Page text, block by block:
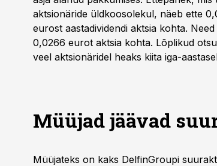
aktsionäride üldkoosolekul, näeb ette
eurost aastadividendi aktsia kohta.
0,0266 eurot aktsia kohta. Lõplikud
veel aktsionäridel heaks kiita iga-
Müüjadjäävad
Müüjateks on kaks DelfinGroupi